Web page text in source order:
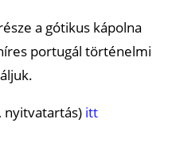
a gótikus kápolna
portugál történelmi
nyitvatartás) itt